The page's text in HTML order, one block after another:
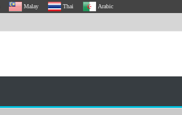
Malay Thai Arabic